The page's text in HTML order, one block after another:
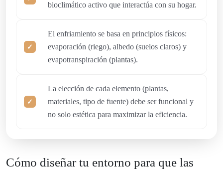
bioclimático activo que interactúa con su hogar.
El enfriamiento se basa en principios físicos:
evaporación (riego), albedo (suelos claros) y
evapotranspiración (plantas).
La elección de cada elemento (plantas,
materiales, tipo de fuente) debe ser funcional y
no solo estética para maximizar la eficiencia.
Cómo diseñar tu entorno para que las